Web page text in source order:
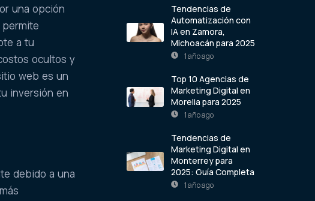
una opción
a tu
ocultos y
web es un
inversión en
debido a una
Tendencias de
Automatización con
IA en Zamora,
Michoacán para 2025
1 año ago
Top 10 Agencias de
Marketing Digital en
Morelia para 2025
1 año ago
Tendencias de
Marketing Digital en
Monterrey para
2025: Guía Completa
1 año ago